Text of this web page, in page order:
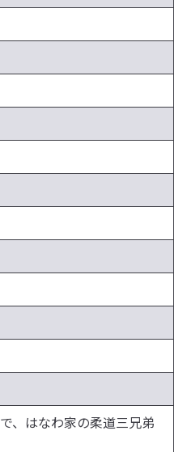
、はなわ家の柔道三兄弟